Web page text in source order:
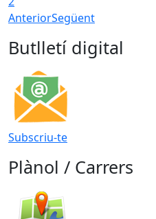
AnteriorSegüent
Butlletí digital
Subscriu-te
Plànol / Carrers